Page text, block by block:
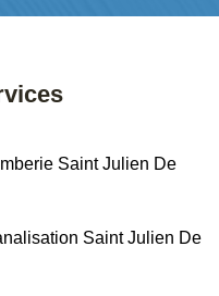
Saint Julien De
Saint Julien De